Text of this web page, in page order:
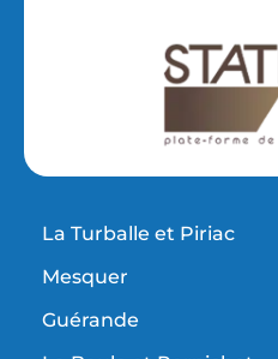
La Turballe et Piriac
Mesquer
Guérande